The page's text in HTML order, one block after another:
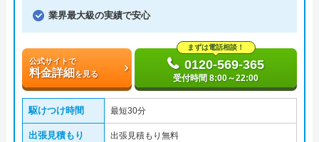
業界最大級の実績で安心
公式サイトで
料金詳細を見る
まずは電話相談！
0120-569-365
受付時間 8:00～22:00
駆けつけ時間 最短30分
出張見積もり 出張見積もり無料